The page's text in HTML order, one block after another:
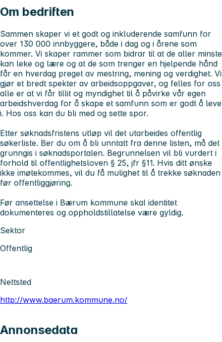
Om bedriften
Sammen skaper vi et godt og inkluderende samfunn for
over 130 000 innbyggere, både i dag og i årene som
kommer. Vi skaper rammer som bidrar til at de aller minste
kan leke og lære og at de som trenger en hjelpende hånd
får en hverdag preget av mestring, mening og verdighet. Vi
gjør et bredt spekter av arbeidsoppgaver, og felles for oss
alle er at vi får tillit og myndighet til å påvirke vår egen
arbeidshverdag for å skape et samfunn som er godt å leve
i. Hos oss kan du bli med og sette spor.
Etter søknadsfristens utløp vil det utarbeides offentlig
søkerliste. Ber du om å bli unntatt fra denne listen, må det
grunngis i søknadsportalen. Begrunnelsen vil bli vurdert i
forhold til offentlighetsloven § 25, jfr §11. Hvis ditt ønske
ikke imøtekommes, vil du få mulighet til å trekke søknaden
før offentliggjøring.
Før ansettelse i Bærum kommune skal identitet
dokumenteres og oppholdstillatelse være gyldig.
Sektor
Offentlig
Nettsted
http://www.baerum.kommune.no/
Annonsedata